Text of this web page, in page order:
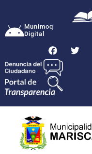
Munimoq
Digital